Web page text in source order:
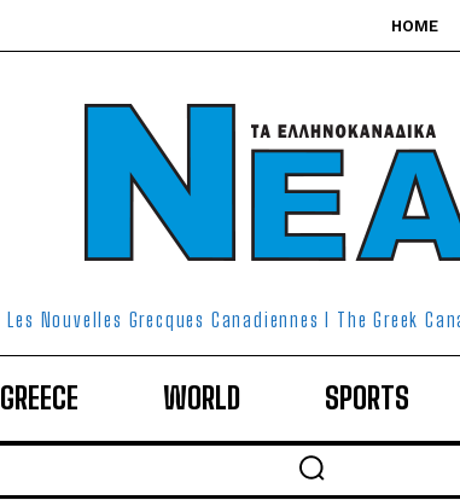
HOME
Les Nouvelles Grecques Canadiennes I The Greek
GREECE WORLD SPORTS